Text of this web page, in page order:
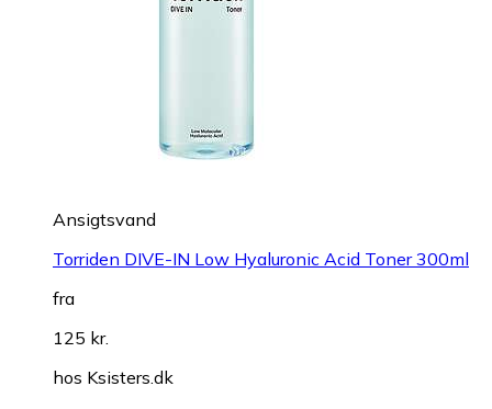
Ansigtsvand
Torriden DIVE-IN Low Hyaluronic Acid Toner 300ml
fra
125 kr.
hos Ksisters.dk